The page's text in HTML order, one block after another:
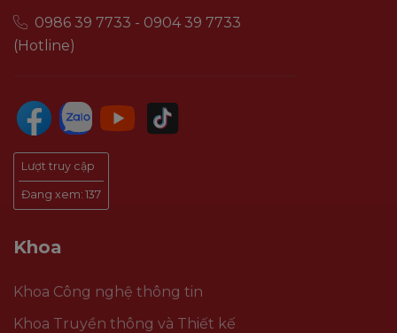
0986 39 7733 - 0904 39 7733
(Hotline)
Lượt truy cập
Đang xem: 137
Khoa
Khoa Công nghệ thông tin
Khoa Truyền thông và Thiết kế